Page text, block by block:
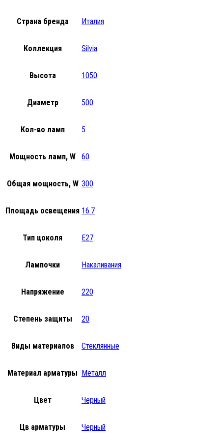
Страна бренда Италия
Коллекция Silvia
Высота 1050
Диаметр 500
Кол-во ламп 5
Мощность ламп, W 60
Общая мощность, W 300
Площадь освещения 16.7
Тип цоколя E27
Лампочки Накаливания
Напряжение 220
Степень защиты 20
Виды материалов Стеклянные
Материал арматуры Металл
Цвет Черный
Цв арматуры Черный